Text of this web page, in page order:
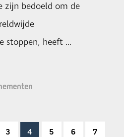
zijn bedoeld om de
stoppen, heeft …
3 4 5 6 7